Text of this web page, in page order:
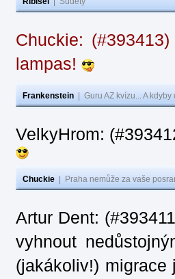
Chuckie:
lampas!
Frankenstein Guru AZ kvízu... A
VelkyHrom:
Chuckie Praha nemůže za vaše
Artur Dent:
vyhnout
(jakákoliv!)